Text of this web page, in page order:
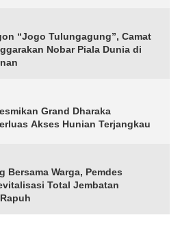
“Jogo Tulungagung”, Camat
Nobar Piala Dunia di
Grand Dharaka
Akses Hunian Terjangkau
Bersama Warga, Pemdes
Total Jembatan